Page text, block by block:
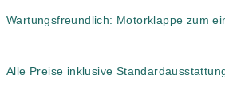
Wartungsfreundlich: Motorklappe zum
Alle Preise inklusive